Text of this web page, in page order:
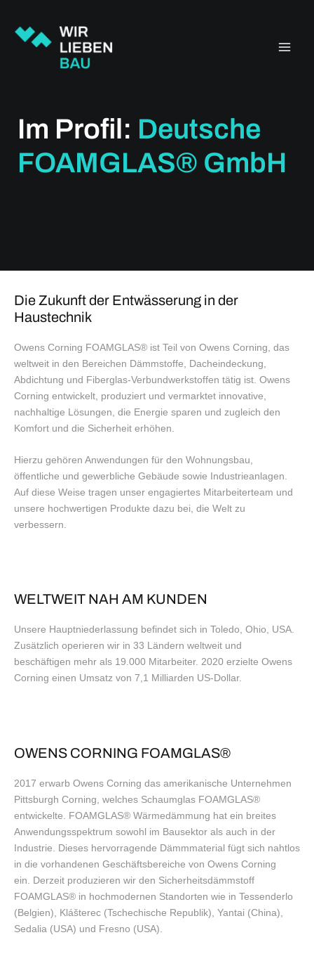
springen
Im Profil: Deutsche
FOAMGLAS® GmbH
Die Zukunft der Entwässerung in der
Haustechnik
Owens Corning FOAMGLAS® ist Teil von Owens Corning, das
weltweit in den Bereichen Dämmstoffe, Dacheindeckung,
Abdichtung und Fiberglas-Verbundwerkstoffen tätig ist. Owens
Corning entwickelt, produziert und vermarktet innovative,
nachhaltige Lösungen, die Energie sparen und zugleich den
Komfort und die Sicherheit erhöhen.
Hierzu gehören Anwendungen für den Wohnungsbau,
öffentliche und gewerbliche Gebäude sowie Industrieanlagen.
Auf diese Weise tragen unser engagiertes Mitarbeiterteam und
unsere hochwertigen Produkte dazu bei, die Welt zu
verbessern.
WELTWEIT NAH AM KUNDEN
Unsere Hauptniederlassung befindet sich in Toledo, Ohio, USA.
Zusätzlich operieren wir in 33 Ländern weltweit und
beschäftigen mehr als 19.000 Mitarbeiter. 2020 erzielte Owens
Corning einen Umsatz von 7,1 Milliarden US-Dollar.
OWENS CORNING FOAMGLAS®
2017 erwarb Owens Corning das amerikanische Unternehmen
Pittsburgh Corning, welches Schaumglas FOAMGLAS®
entwickelte. FOAMGLAS® Wärmedämmung hat ein breites
Anwendungsspektrum sowohl im Bausektor als auch in der
Industrie. Dieses hervorragende Dämmmaterial fügt sich nahtlos
in die vorhandenen Geschäftsbereiche von Owens Corning
ein. Derzeit produzieren wir den Sicherheitsdämmstoff
FOAMGLAS® in hochmodernen Standorten wie in Tessenderlo
(Belgien), Klášterec (Tschechische Republik), Yantai (China),
Sedalia (USA) und Fresno (USA).